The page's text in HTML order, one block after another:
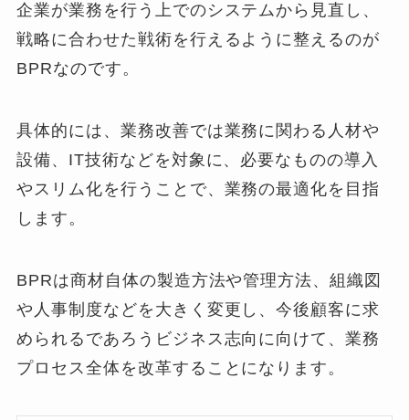
企業が業務を行う上でのシステムから見直し、
戦略に合わせた戦術を行えるように整えるのが
BPRなのです。
具体的には、業務改善では業務に関わる人材や
設備、IT技術などを対象に、必要なものの導入
やスリム化を行うことで、業務の最適化を目指
します。
BPRは商材自体の製造方法や管理方法、組織図
や人事制度などを大きく変更し、今後顧客に求
められるであろうビジネス志向に向けて、業務
プロセス全体を改革することになります。